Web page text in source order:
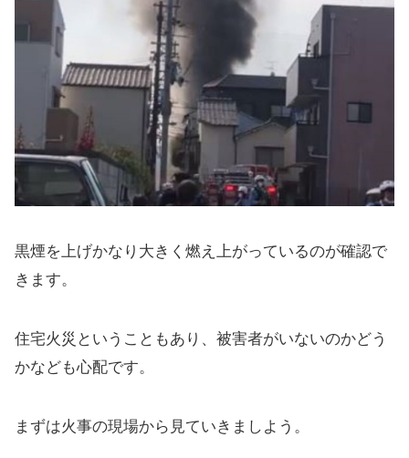
黒煙を上げかなり大きく燃え上がっているのが確認で
きます。
住宅火災ということもあり、被害者がいないのかどう
かなども心配です。
まずは火事の現場から見ていきましよう。